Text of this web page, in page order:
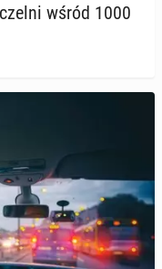
wśród 1000